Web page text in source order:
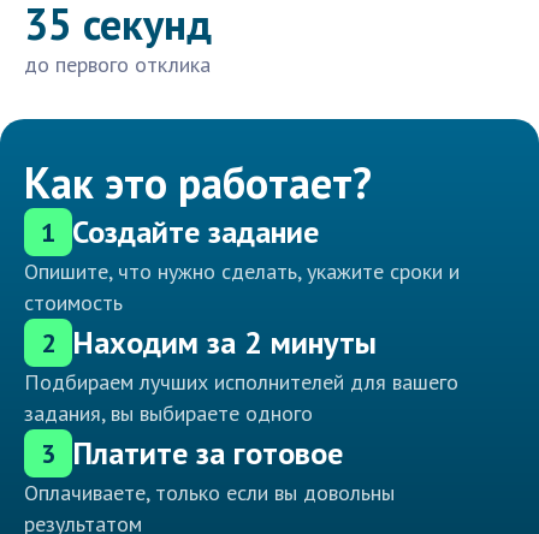
35 секунд
до первого отклика
Как это работает?
1 Создайте задание
Опишите, что нужно сделать, укажите сроки и
стоимость
2 Находим за 2 минуты
Подбираем лучших исполнителей для вашего
задания, вы выбираете одного
3 Платите за готовое
Оплачиваете, только если вы довольны
результатом